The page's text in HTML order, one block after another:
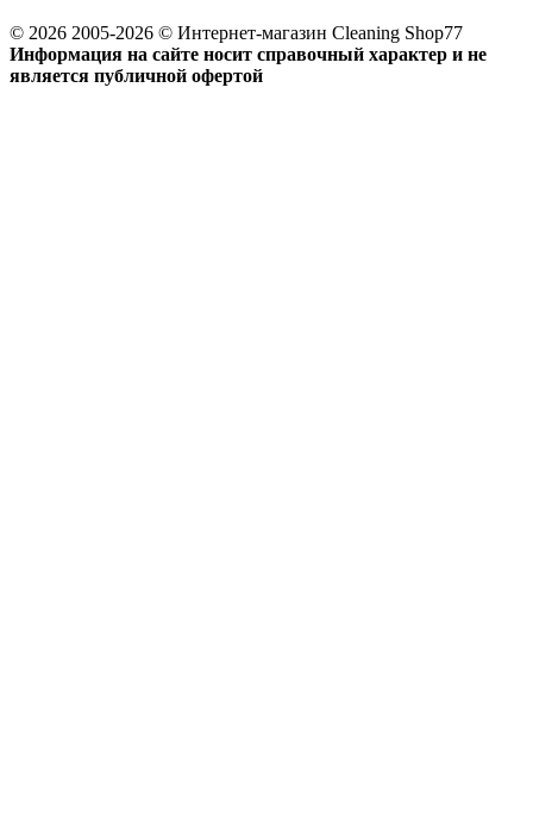
© 2026 2005-2026 © Интернет-магазин Cleaning Shop77
Информация на сайте носит справочный характер и не
является публичной офертой